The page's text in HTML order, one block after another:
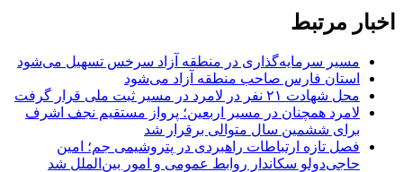
اخبار مرتبط
مسیر سرمایه‌گذاری در منطقه آزاد سرخس تسهیل می‌شود
استان فارس صاحب منطقه آزاد می‌شود
محل شهادت ۲۱ نفر در لامرد در مسیر ثبت ملی قرار گرفت
لامرد همچنان در مسیر اربعین؛ پرواز مستقیم نجف اشرف
برای ششمین سال متوالی برقرار شد
فصل تازه ارتباطات راهبردی در پتروشیمی جم؛ امین
حاجی‌دولو سکاندار روابط عمومی و امور بین‌الملل شد